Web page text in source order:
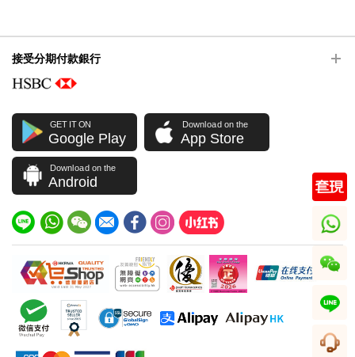
接受分期付款銀行
GET IT ON
Google Play
Download on the
App Store
Download on the
Android
whatsapp